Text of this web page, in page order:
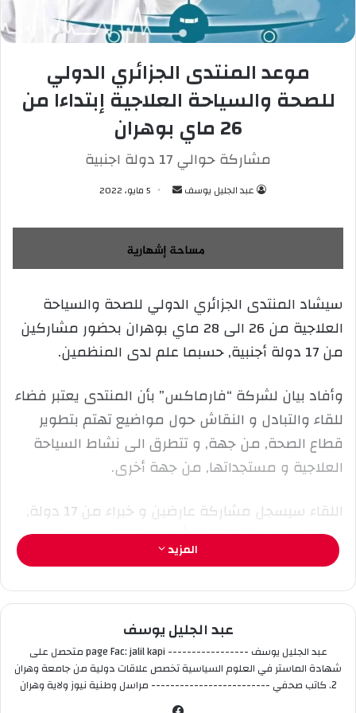
موعد المنتدى الجزائري الدولي
للصحة والسياحة العلاجية إبتداءا من
26 ماي بوهران
مشاركة حوالي 17 دولة اجنبية
عبد الجليل يوسف
س
ل
ب
ي
إ
ك
ت
ر
ن
ا
5 مايو، 2022
سيشاد المنتدى الجزائري الدولي للصحة والسياحة
العلاجية من 26 الى 28 ماي بوهران بحضور مشاركين
من 17 دولة أجنبية, حسبما علم لدى المنظمين.
وأفاد بيان لشركة “فارماكس” بأن المنتدى يعتبر فضاء
للقاء والتبادل و النقاش حول مواضيع تهتم بتطوير
قطاع الصحة, من جهة, و تتطرق الى نشاط السياحة
العلاجية و مستجداتها, من جهة أخرى.
اللقاء سيسجل مشاركة عارضين و خبراء من 17 دولة,
على غرار تركيا وتونس والأردن ولبنان والإمارات
العربية المتحدة وألمانيا وإسبانيا وأوكرانيا والولايات
حسب ما أضافه ذات المصدر.
و سيشهد تنظيم مؤتمر أكاديمي سيجمع جميع فئات
الباحثين في المجال الطبي منهم أساتذة ومحاضرون و
أطباء من جميع التخصصات, حسب البيان الذي أشار إلى
المزيد
عبد الجليل يوسف
عبد الجليل يوسف ----------------- page Fac: jalil kapi متحصل على
شهادة الماستر في العلوم السياسية تخصص علاقات دولية من جامعة وهران
2. كاتب صحفي ------------------------- مراسل وطنية نيوز ولاية وهران